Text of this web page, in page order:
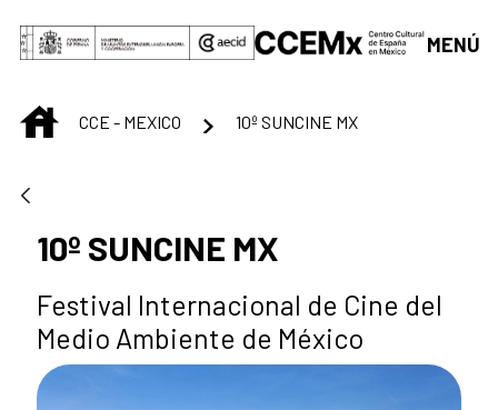
Saut au contenu principal
MENÚ
INICIOCCE - MEXICO 10º SUNCINE MX
10º SUNCINE MX
Festival Internacional de Cine del
Medio Ambiente de México